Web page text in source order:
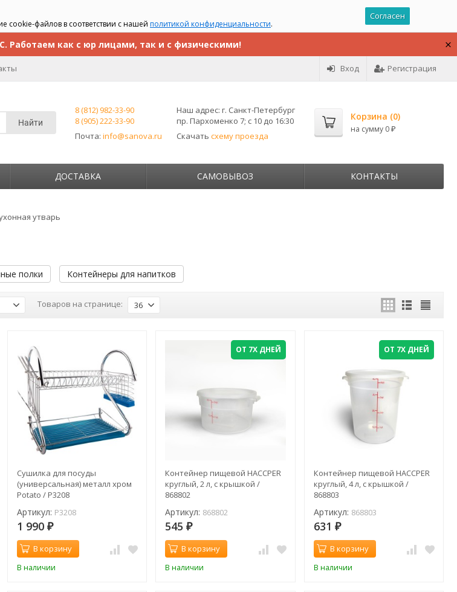
cookie-файлов в соответствии с нашей политикой конфиденциальности.
Согласен
Работаем как с юр лицами, так и с физическими!
Вход Регистрация
Найти
8 (812) 982-33-90
8 (905) 222-33-90
Почта: info@sanova.ru
Наш адрес: г. Санкт-Петербург
пр. Пархоменко 7; с 10 до 16:30
Скачать схему проезда
Корзина (0)
на сумму 0 ₽
ДОСТАВКА САМОВЫВОЗ КОНТАКТЫ
утварь
полки Контейнеры для напитков
Товаров на странице: 36
Сушилка для посуды
(универсальная) металл хром
Potato / P3208
Артикул: P3208
1 990 ₽
В корзину
В наличии
ОТ 7Х ДНЕЙ
Контейнер пищевой HACCPER
круглый, 2 л, с крышкой /
868802
Артикул: 868802
545₽
В корзину
В наличии
ОТ 7Х ДНЕЙ
Контейнер пищевой HACCPER
круглый, 4 л, с крышкой /
868803
Артикул: 868803
631 ₽
В корзину
В наличии